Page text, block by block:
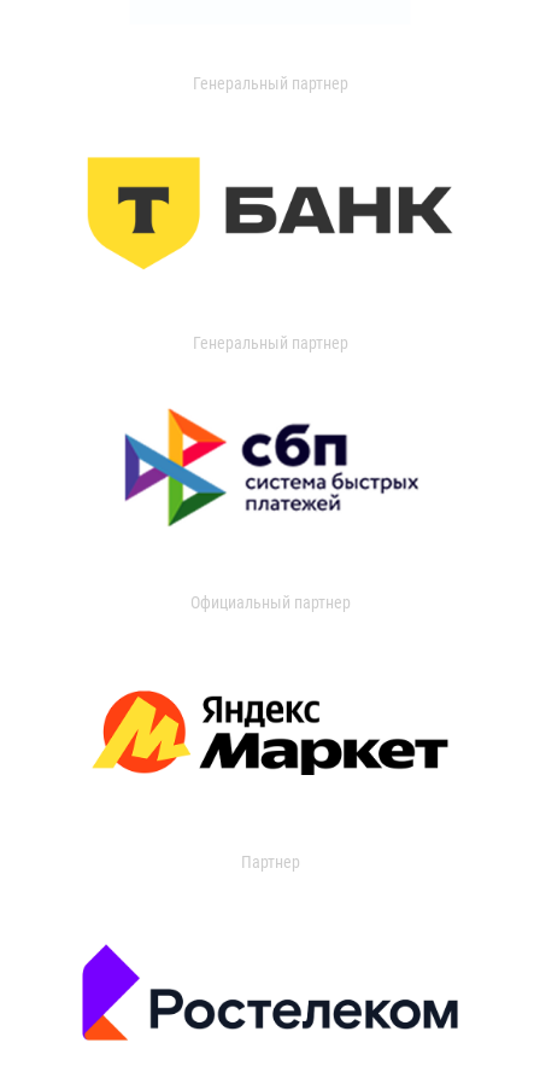
Генеральный партнер
Генеральный партнер
Официальный партнер
Партнер